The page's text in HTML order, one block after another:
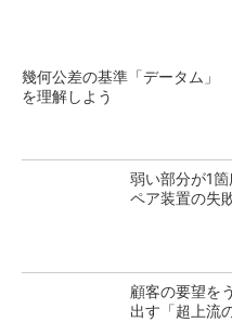
幾何公差の基準「データム」
を理解しよう
弱い部分が1
ペア装置の失
顧客の要望を
出す「超上流